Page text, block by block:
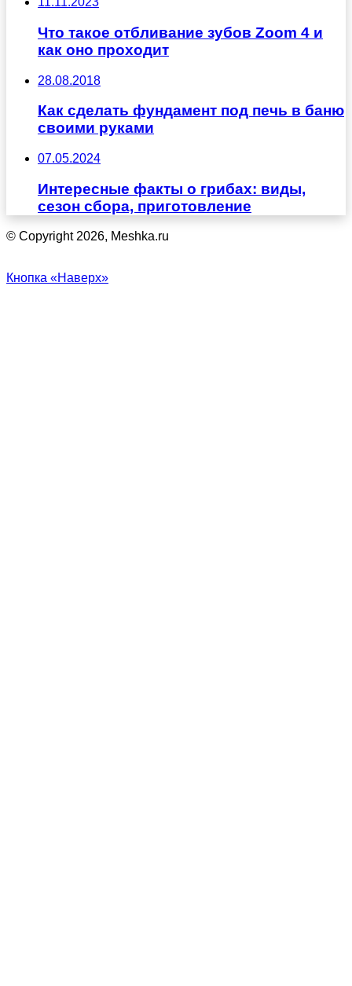
Что такое отбливание зубов Zoom 4 и
как оно проходит
28.08.2018
Как сделать фундамент под печь в баню
своими руками
07.05.2024
Интересные факты о грибах: виды,
сезон сбора, приготовление
© Copyright 2026, Meshka.ru
Кнопка «Наверх»